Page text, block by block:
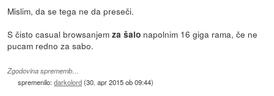
Mislim, da se tega ne da preseči.
S čisto casual browsanjemza šalo napolnim 16 giga rama, če ne
pucam redno za sabo.
Zgodovina sprememb…
spremenilo:darkolord(30. apr 2015 ob 09:44)